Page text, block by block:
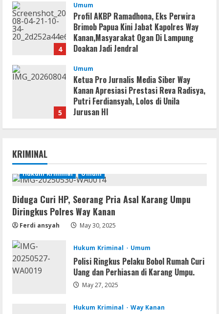
4
Umum
Profil AKBP Ramadhona, Eks Perwira
Brimob Papua Kini Jabat Kapolres Way
Kanan,Masyarakat Ogan Di Lampung
Doakan Jadi Jendral
5
Umum
Ketua Pro Jurnalis Media Siber Way
Kanan Apresiasi Prestasi Reva Radisya,
Putri Ferdiansyah, Lolos di Unila
Jurusan HI
1
Lan
Assassin’s Creed Shadows Digital
Deluxe Edition Cracked Rune Release
for Desktop
Umum
Profil AKBP Ramadhona, Eks Perwira
Brimob Papua Kini Jabat Kapolres Way
Kanan
August 5, 2026
KRIMINAL
Hukum Kriminal Umum
Diduga Curi HP, Seorang Pria Asal Karang Umpu
Diringkus Polres Way Kanan
Ferdi ansyah May 30, 2025
Hukum Kriminal Umum
Polisi Ringkus Pelaku Bobol Rumah Curi
Uang dan Perhiasan di Karang Umpu.
May 27, 2025
Hukum Kriminal Way Kanan